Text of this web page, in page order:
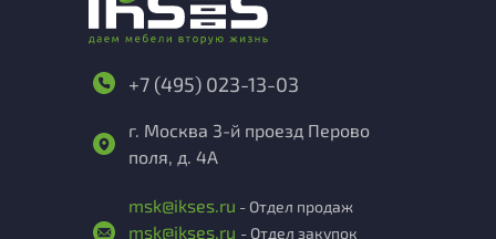
+7 (495) 023-13-03
г. Москва 3-й проезд Перово
поля, д. 4А
msk@ikses.ru - Отдел продаж
msk@ikses.ru - Отдел закупок